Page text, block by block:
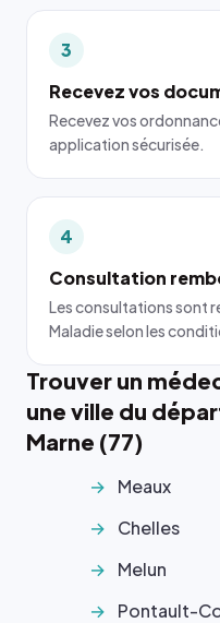
3
Recevez vos
Recevez vos
application sécurisée.
4
Consultation
Les consultations sont
Maladie selon les
Trouver un
une ville du
Marne (77)
Meaux
Chelles
Melun
Pontault-